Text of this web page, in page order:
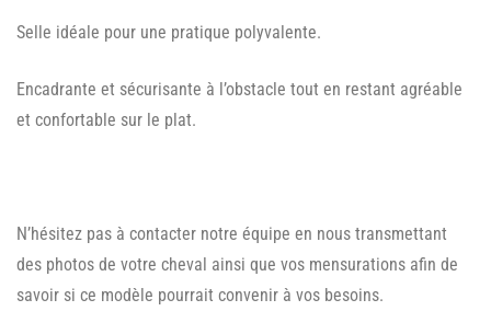
Selle idéale pour une pratique polyvalente.
Encadrante et sécurisante à l’obstacle tout en restant agréable
et confortable sur le plat.
N’hésitez pas à contacter notre équipe en nous transmettant
des photos de votre cheval ainsi que vos mensurations afin de
savoir si ce modèle pourrait convenir à vos besoins.